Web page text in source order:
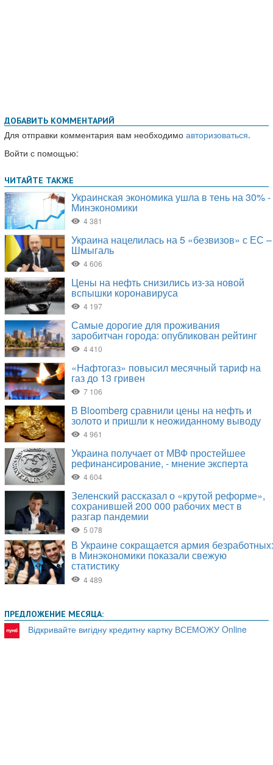
ДОБАВИТЬ КОММЕНТАРИЙ
Для отправки комментария вам необходимо авторизоваться.
Войти с помощью:
ПРЕДЛОЖЕНИЕ МЕСЯЦА:
Відкривайте вигідну кредитну картку ВСЕМОЖУ Online